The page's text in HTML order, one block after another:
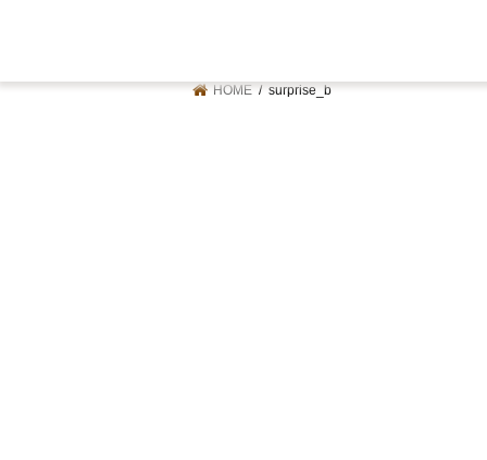
HOME surprise_b